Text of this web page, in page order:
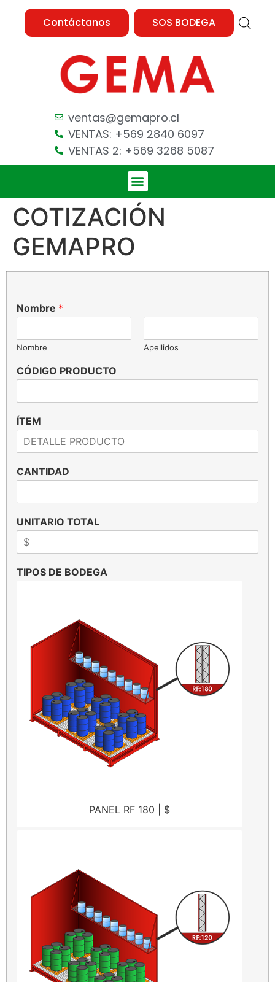
Contáctanos SOS BODEGA
ventas@gemapro.cl
VENTAS: +569 2840 6097
VENTAS 2: +569 3268 5087
COTIZACIÓN
GEMAPRO
Nombre *
Nombre Apellidos
CÓDIGO PRODUCTO
ÍTEM
CANTIDAD
UNITARIO TOTAL
TIPOS DE BODEGA
PANEL RF 180 | $